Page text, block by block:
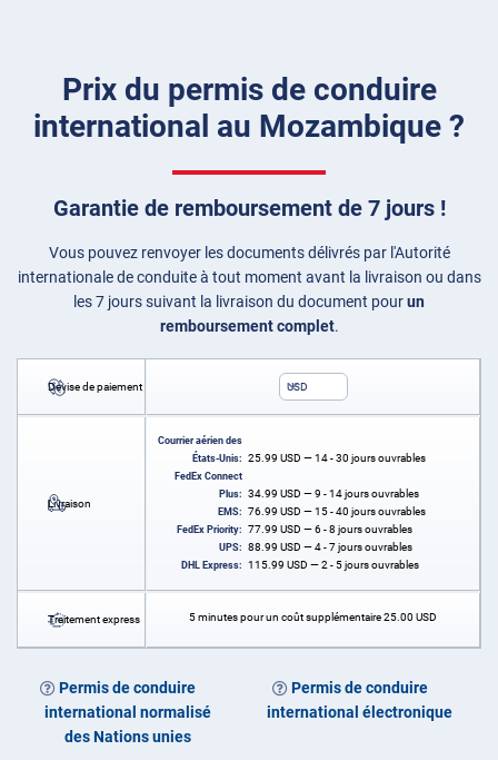
Prix du permis de conduire
international au Mozambique ?
Garantie de remboursement de 7 jours !
Vous pouvez renvoyer les documents délivrés par l'Autorité
internationale de conduite à tout moment avant la livraison ou dans
les 7 jours suivant la livraison du document pourun
remboursement complet.
Devise de paiement USD
Livraison
Courrier aérien des
États-Unis: 25.99 USD — 14 - 30 jours ouvrables
FedEx Connect
Plus: 34.99 USD — 9 - 14 jours ouvrables
EMS: 76.99 USD — 15 - 40 jours ouvrables
FedEx Priority: 77.99 USD — 6 - 8 jours ouvrables
UPS: 88.99 USD — 4 - 7 jours ouvrables
DHL Express: 115.99 USD — 2 - 5 jours ouvrables
Traitement express 5 minutes pour un coût supplémentaire25.00 USD
Permis de conduire
international normalisé
des Nations unies
Permis de conduire
international électronique